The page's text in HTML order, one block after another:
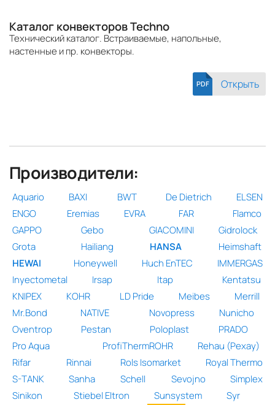
Каталог конвекторов Techno
Технический каталог. Встраиваемые, напольные,
настенные и пр. конвекторы.
PDF Открыть
Производители:
Aquario BAXI BWT De Dietrich
ELSEN
ENGO
Eremias EVRA FAR
Flamco
GAPPO
Gebo GIACOMINI
Gidrolock
Grota
Hailiang HANSA
Heimshaft
HEWAI
Honeywell Huch EnTEC
IMMERGAS
Inyectometal
Irsap Itap
Kentatsu
KNIPEX
KOHR LD Pride Meibes
Merrill
Mr.Bond
NATIVE Novopress
Nunicho
Oventrop
Pestan Poloplast
PRADO
Pro Aqua
ProfiThermROHR
Rehau (Рехау)
Rifar
Rinnai Rols Isomarket
Royal Thermo
S-TANK
Sanha Schell Sevojno
Simplex
Sinikon
Stiebel Eltron Sunsystem
Syr